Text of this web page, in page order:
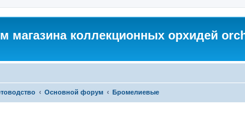
магазина коллекционных орхидей
Основной форум Бромелиевые